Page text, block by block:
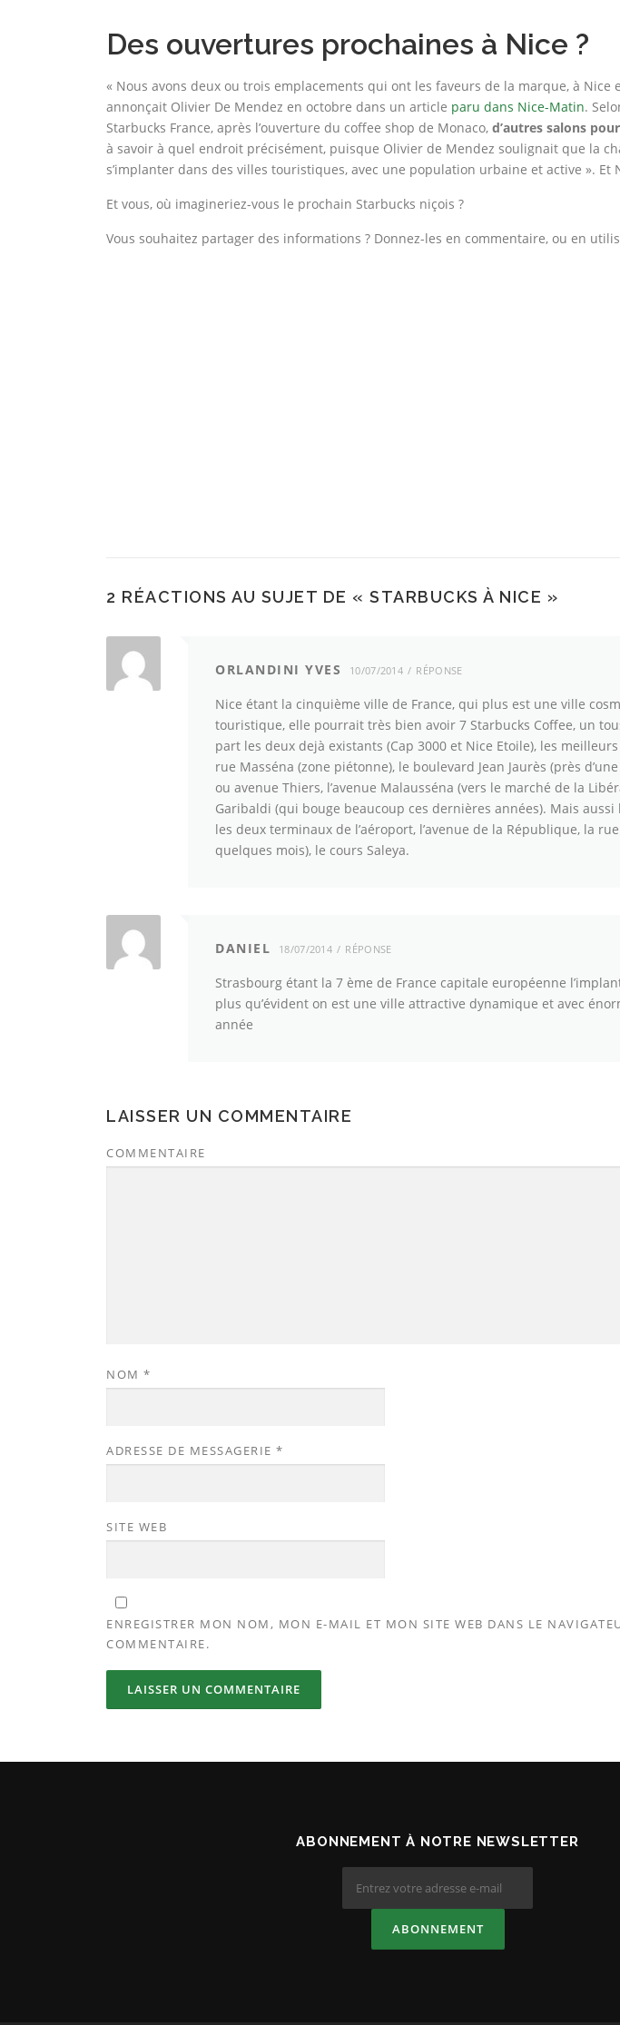
Des ouvertures prochaines à Nice ?
« Nous avons deux ou trois emplacements qui ont les faveurs de la marque, à Nice
annonçait Olivier De Mendez en octobre dans un article paru dans Nice-Matin.
Starbucks France, après l’ouverture du coffee shop de Monaco, d’autres salons
à savoir à quel endroit précisément, puisque Olivier de Mendez soulignait que la
s’implanter dans des villes touristiques, avec une population urbaine et active ».
Et vous, où imagineriez-vous le prochain Starbucks niçois ?
Vous souhaitez partager des informations ? Donnez-les en commentaire, ou en
2 RÉACTIONS AU SUJET DE « STARBUCKS À NICE »
ORLANDINI YVES 10/07/2014 RÉPONSE
Nice étant la cinquième ville de France, qui plus est une ville
touristique, elle pourrait très bien avoir 7 Starbucks Coffee, un
part les deux dejà existants (Cap 3000 et Nice Etoile), les
rue Masséna (zone piétonne), le boulevard Jean Jaurès (près
ou avenue Thiers, l’avenue Malausséna (vers le marché de la
Garibaldi (qui bouge beaucoup ces dernières années). Mais aussi
les deux terminaux de l’aéroport, l’avenue de la République, la
quelques mois), le cours Saleya.
DANIEL 18/07/2014 RÉPONSE
Strasbourg étant la 7 ème de France capitale européenne
plus qu’évident on est une ville attractive dynamique et avec
année
LAISSER UN COMMENTAIRE
COMMENTAIRE
NOM *
ADRESSE DE MESSAGERIE *
SITE WEB
ENREGISTRER MON NOM, MON E-MAIL ET MON SITE WEB DANS LE
COMMENTAIRE.
ABONNEMENT À NOTRE NEWSLETTER